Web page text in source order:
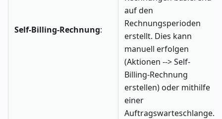
Self-Billing-Rechnung:
auf den
Rechnungsperioden
erstellt. Dies kann
manuell erfolgen
(Aktionen --> Self-
Billing-Rechnung
erstellen) oder mithilfe
einer
Auftragswarteschlange.